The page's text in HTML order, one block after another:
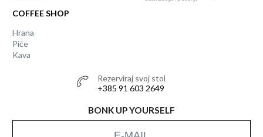
COFFEE SHOP
Hrana
Piće
Kava
Rezerviraj svoj stol
+385 91 603 2649
BONK UP YOURSELF